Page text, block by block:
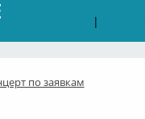
|
по заявкам